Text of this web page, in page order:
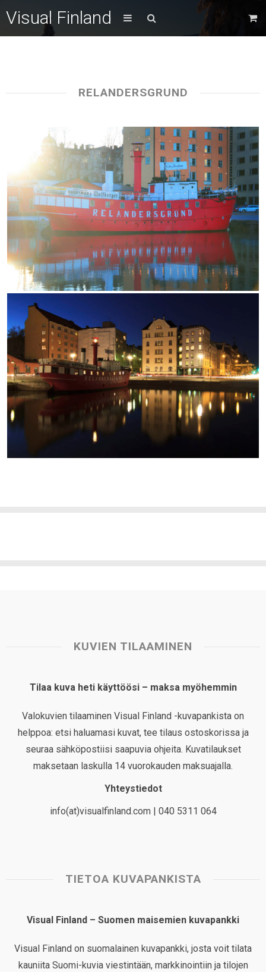
Visual Finland
RELANDERSGRUND
KUVIEN TILAAMINEN
Tilaa kuva heti käyttöösi – maksa myöhemmin
Valokuvien tilaaminen Visual Finland -kuvapankista on
helppoa: etsi haluamasi kuvat, tee tilaus ostoskorissa ja
seuraa sähköpostiisi saapuvia ohjeita. Kuvatilaukset
maksetaan laskulla 14 vuorokauden maksuajalla.
Yhteystiedot
info(at)visualfinland.com | 040 5311 064
TIETOA KUVAPANKISTA
Visual Finland – Suomen maisemien kuvapankki
Visual Finland on suomalainen kuvapankki, josta voit tilata
kauniita Suomi-kuvia viestintään, markkinointiin ja tilojen